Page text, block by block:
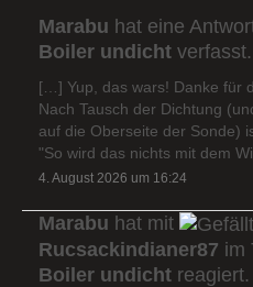
Marabu hat eine
Boiler undicht verfasst.
[…] Yup, das wars! Danke für
Nach Tausch der Dichtung
auf die Oberseite der Sonde)
"So wird das nichts mit dem
4. August 2026 um 16:24
Marabu hat mit
Rucsackindianer87 im
Boiler undicht reagiert.